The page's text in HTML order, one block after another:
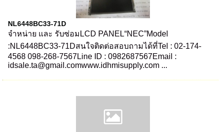
NL6448BC33-71D
จำหน่าย และ รับซ่อมLCD PANEL“NEC”Model
:NL6448BC33-71Dสนใจติดต่อสอบถามได้ที่Tel : 02-174-
4568 098-268-7567Line ID : 0982687567Email :
idsale.ta@gmail.comwww.idhmisupply.com ...